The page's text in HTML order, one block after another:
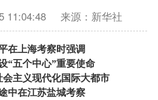
11:04:48 来源：新华社
上海考察时强调
五个中心”重要使命
主义现代化国际大都市
在江苏盐城考察